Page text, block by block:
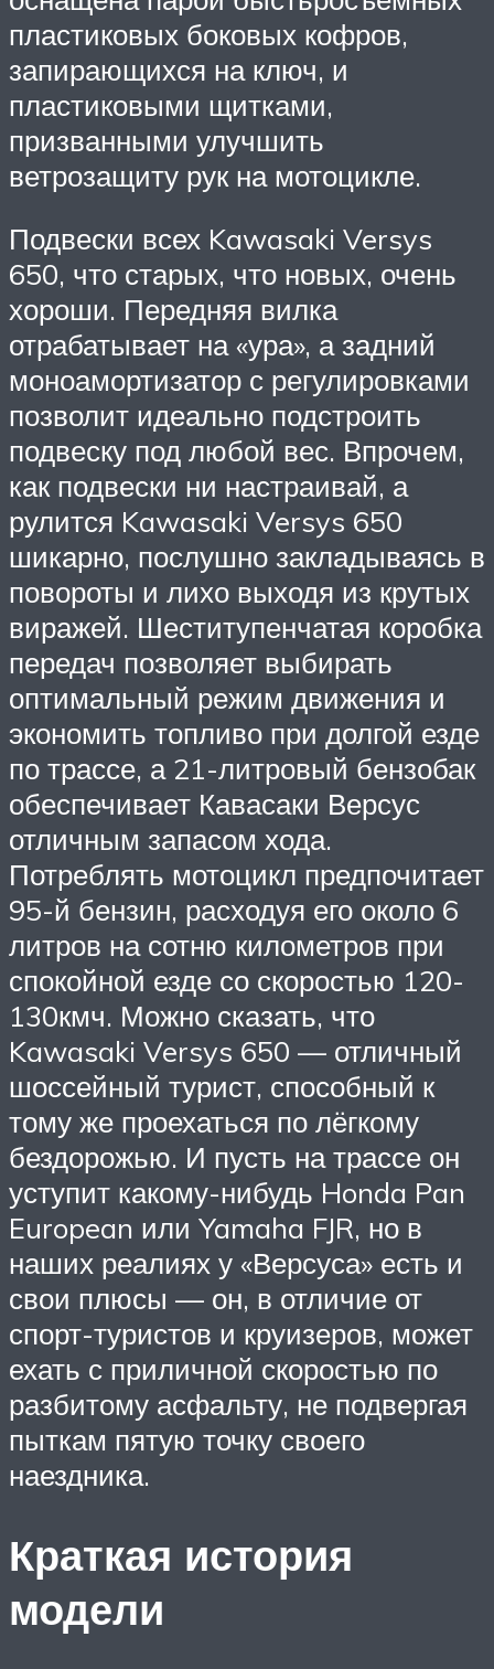
пластиковых боковых кофров,
запирающихся на ключ, и
пластиковыми щитками,
призванными улучшить
ветрозащиту рук на мотоцикле.
Подвески всех Kawasaki Versys
650, что старых, что новых, очень
хороши. Передняя вилка
отрабатывает на «ура», а задний
моноамортизатор с регулировками
позволит идеально подстроить
подвеску под любой вес. Впрочем,
как подвески ни настраивай, а
рулится Kawasaki Versys 650
шикарно, послушно закладываясь в
повороты и лихо выходя из крутых
виражей. Шеститупенчатая коробка
передач позволяет выбирать
оптимальный режим движения и
экономить топливо при долгой езде
по трассе, а 21-литровый бензобак
обеспечивает Кавасаки Версус
отличным запасом хода.
Потреблять мотоцикл предпочитает
95-й бензин, расходуя его около 6
литров на сотню километров при
спокойной езде со скоростью 120-
130кмч. Можно сказать, что
Kawasaki Versys 650 — отличный
шоссейный турист, способный к
тому же проехаться по лёгкому
бездорожью. И пусть на трассе он
уступит какому-нибудь Honda Pan
European или Yamaha FJR, но в
наших реалиях у «Версуса» есть и
свои плюсы — он, в отличие от
спорт-туристов и круизеров, может
ехать с приличной скоростью по
разбитому асфальту, не подвергая
пыткам пятую точку своего
наездника.
Краткая история
модели